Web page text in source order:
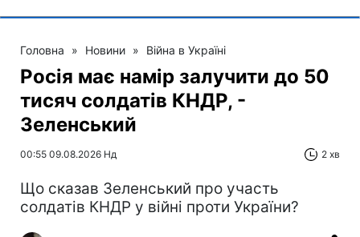
Головна » Новини » Війна в Україні
Росія має намір залучити до 50
тисяч солдатів КНДР, -
Зеленський
00:55 09.08.2026 Нд 2 хв
Що сказав Зеленський про участь
солдатів КНДР у війні проти України?